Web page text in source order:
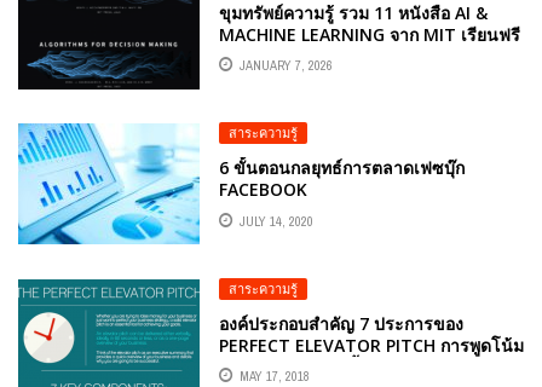
ขุมทรัพย์ความรู้ รวม 11 หนังสือ AI &
MACHINE LEARNING จาก MIT เรียนฟรี
ไม่มีค่าใช้จ่าย
JANUARY 7, 2026
สาระความรู้
6 ขั้นตอนกลยุทธ์การตลาดเฟซบุ๊ก
FACEBOOK
JULY 14, 2020
สาระความรู้
องค์ประกอบสำคัญ 7 ประการของ
PERFECT ELEVATOR PITCH การพูดโน้ม
น้าวใจในเวลาอันสั้น
MAY 17, 2018